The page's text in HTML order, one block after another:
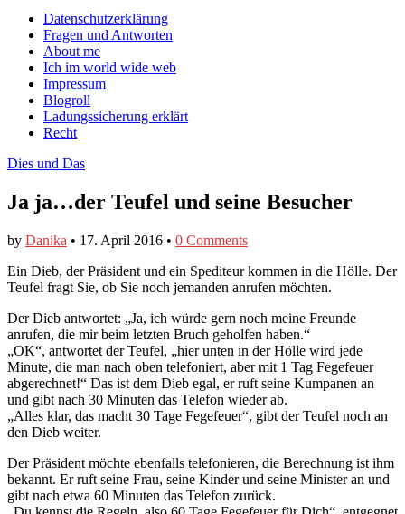
Facebook
anzeigen
Twitter
anzeigen
auf
Instagram
anzeigen
Main
menu
Skip
content
Datenschutzerklärung
Fragen und Antworten
About me
Ich im world wide web
Impressum
Blogroll
Ladungssicherung erklärt
Recht
Dies und Das
Ja ja…der Teufel und seine Besucher
by Danika • 17. April 2016 • 0 Comments
Ein Dieb, der Präsident und ein Spediteur kommen in die Hölle. Der
Teufel fragt Sie, ob Sie noch jemanden anrufen möchten.
Der Dieb antwortet: „Ja, ich würde gern noch meine Freunde
anrufen, die mir beim letzten Bruch geholfen haben.“
„OK“, antwortet der Teufel, „hier unten in der Hölle wird jede
Minute, die man nach oben telefoniert, aber mit 1 Tag Fegefeuer
abgerechnet!“ Das ist dem Dieb egal, er ruft seine Kumpanen an
und gibt nach 30 Minuten das Telefon wieder ab.
„Alles klar, das macht 30 Tage Fegefeuer“, gibt der Teufel noch an
den Dieb weiter.
Der Präsident möchte ebenfalls telefonieren, die Berechnung ist ihm
bekannt. Er ruft seine Frau, seine Kinder und seine Minister an und
gibt nach etwa 60 Minuten das Telefon zurück.